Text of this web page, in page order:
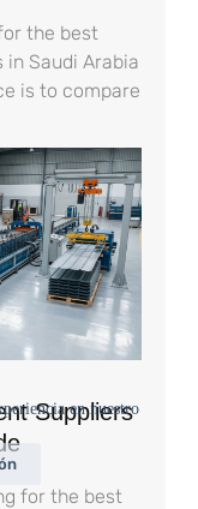
en nuestro
the best
in Saudi Arabia
is to compare
Suppliers
for the best